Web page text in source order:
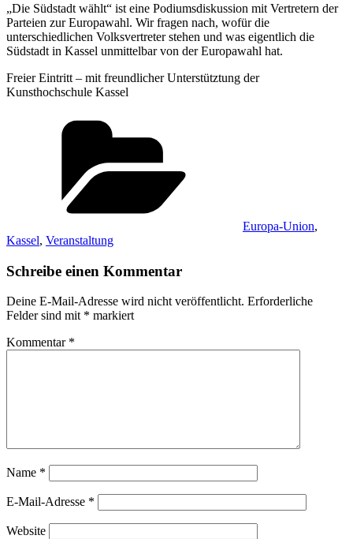
„Die Südstadt wählt“ ist eine Podiumsdiskussion mit Vertretern der
Parteien zur Europawahl. Wir fragen nach, wofür die
unterschiedlichen Volksvertreter stehen und was eigentlich die
Südstadt in Kassel unmittelbar von der Europawahl hat.
Freier Eintritt – mit freundlicher Unterstütztung der
Kunsthochschule Kassel
Europa-Union,
Kassel, Veranstaltung
Schreibe einen Kommentar
Deine E-Mail-Adresse wird nicht veröffentlicht. Erforderliche
Felder sind mit * markiert
Kommentar *
Name *
E-Mail-Adresse *
Website